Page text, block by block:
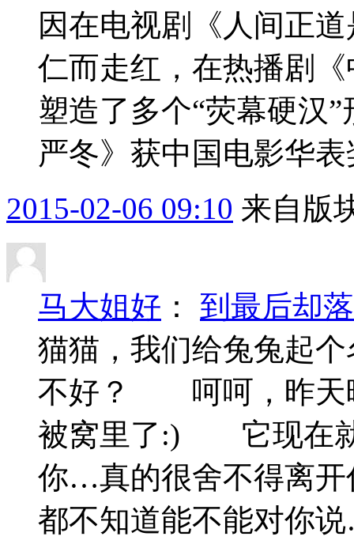
因在电视剧《人间正
仁而走红，在热播剧
塑造了多个“荧幕硬汉
严冬》获中国电影华
2015-02-06 09:10 来自版
马大姐好 ： 到最后却
猫猫，我们给兔兔起
不好？ 呵呵，昨天
被窝里了:) 它现在就
你…真的很舍不得离
都不知道能不能对你